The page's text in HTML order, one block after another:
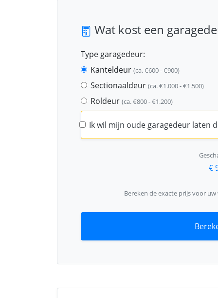
Wat kost een
Type garagedeur:
Kanteldeur (ca. €600 - €900)
Sectionaaldeur (ca. €1.000 - €1.500)
Roldeur (ca. €800 - €1.200)
Ik wil mijn oude garagedeur laten
€
Bereken de exacte prijs voor